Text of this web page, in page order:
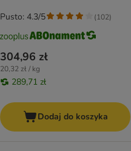
304,96 zł
20,32 zł / kg
289,71 zł
Pusto: 4.3/5 (102)
Dodaj do koszyka